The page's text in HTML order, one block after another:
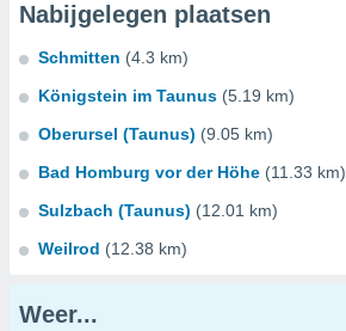
Nabijgelegen plaatsen
Schmitten (4.3 km)
Königstein im Taunus (5.19 km)
Oberursel (Taunus) (9.05 km)
Bad Homburg vor der Höhe (11.33 km)
Sulzbach (Taunus) (12.01 km)
Weilrod (12.38 km)
Weer...